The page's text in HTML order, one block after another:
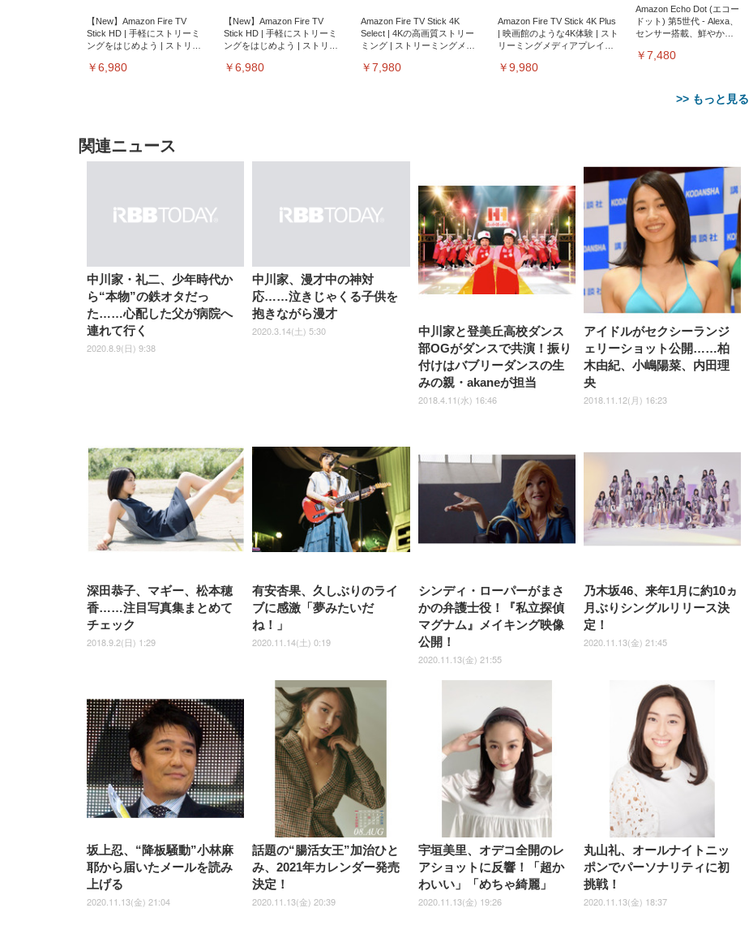
【New】Amazon Fire TV
Stick HD | 手軽にストリーミ
ングをはじめよう | ストリー
￥6,980
【New】Amazon Fire TV
Stick HD | 手軽にストリーミ
ングをはじめよう | ストリー
￥6,980
Amazon Fire TV Stick 4K
Select | 4Kの高画質ストリー
ミング | ストリーミングメデ
￥7,980
Amazon Fire TV Stick 4K Plus
| 映画館のような4K体験 | スト
リーミングメディアプレイヤ
￥9,980
Amazon Echo Dot (エコー
ドット) 第5世代 - Alexa、
センサー搭載、鮮やかな
￥7,480
>> もっと見る
子 テレワーク 疲れない 跳ね
上げ式アームレスト コンパク
ト 約105度ロッキング pc 事務
椅子 360度回転 座面昇降 強化
ナイロン樹脂ベース 通気性メ
ッシュ 在宅ワーク H-
WY01(黒網+黒枠+黒足)
￥5,699
／デスクチェア メッシュチェ
ア 人間工学 疲れない ブラッ
￥27,999
Sezlife オフィスチェア デスク
チェア 疲れない テレワーク
チェア 強化バックレスト 30
度ロッキング機能 人間工学 椅
ト ハンガー付き 高反発クッシ
ョン PCチェア 通気性メッシ
ュ ゲーミング/勉強/事務用 お
しゃれ パソコンチェア (ブラ
￥7,680
Sezlife オフィスチェア デスク
チェア 疲れない テレワーク
チェア 強化バックレスト 30度
ロッキング機能 人間工学 椅子
腰サポート 90度跳ね上げ式ア
ハンガー付き 高反発クッショ
ン PCチェア 通気性メッシュ
ゲーミング/勉強/事務用 おし
ゃれ パソコンチェア (ホワイ
ト)
ANDWINT オフィスチェ
ア デスクチェア 肘なし メ
ッシュ 通気性 ランバーサ
ポート付き 腰サポート ガ
ス圧無段階昇降 360度回
転 キャスター付き コンパ
84～96cm テレワーク 在
宅勤務 ブラック
￥4,139
EV3240X-WT | 31.5型4K
UHD・USB Type-C・ホワイ
ト
￥105,595
EV2740X-WT | 27.0型4K
UHD・USB Type-C・ホワイ
￥109,572
【純正品】27"ゲーミングモ
ニター DualSense 充電フッ
ク付き（CFI-ZDM1J）
￥49,979
【整備済み品】Dell
E2724HS 27インチ 液晶モ
ニター フル
HD（1920×1080）VA 非光
沢 HDMI/DisplayPort/VGA
ComfortView ビジネス向け
￥15,800
【MiniLED/24.5inch/280Hz/FHD】
GRAPHT THE SHOOTER
Gaming Monitor 24” Essential ゲ
ーミングモニター QD 24.5インチ
1ms FHD 量子ドット 残像低減 (3
年保証 | 輝点保証 | 日本メーカー)
￥34,980
ーツ 薄型 レギュラー 1回使い
捨て 無香料 ホワイト 300枚
￥3,373
ーツ 厚型 ワイド 42枚x2袋(84
枚) ホワイト(吸収面:ライトブ
￥3,234
ネオ・ルーライフ ネオ・オム
ツ L 中型犬用 26枚入り 単品
￥1,800
Smart Basic(スマートベーシ
ック) 【Amazon.co.jp限定】
Smart Basic アイリスオーヤマ
ペットシーツ 超厚型 お徳用
ワイド 100枚入 (x 1) (ケース
アイリスオーヤマ ペット
シーツ 超厚型 お徳用 レギ
ュラー 200枚入
【Amazon.co.jp限定】
￥3,731
関連ニュース
中川家・礼二、少年時代か
ら“本物”の鉄オタだっ
た……心配した父が病院へ
連れて行く
2020.8.9(日) 9:38
中川家、漫才中の神対
応……泣きじゃくる子供を
抱きながら漫才
2020.3.14(土) 5:30
中川家と登美丘高校ダンス
部OGがダンスで共演！振り
付けはバブリーダンスの生
みの親・akaneが担当
2018.4.11(水) 16:46
アイドルがセクシーランジ
ェリーショット公開……柏
木由紀、小嶋陽菜、内田理
央
2018.11.12(月) 16:23
深田恭子、マギー、松本穂
香……注目写真集まとめて
チェック
2018.9.2(日) 1:29
有安杏果、久しぶりのライ
ブに感激「夢みたいだ
ね！」
2020.11.14(土) 0:19
シンディ・ローパーがまさ
かの弁護士役！『私⽴探偵
マグナム』メイキング映像
公開！
2020.11.13(金) 21:55
乃木坂46、来年1月に約10ヵ
月ぶりシングルリリース決
定！
2020.11.13(金) 21:45
坂上忍、“降板騒動”小林麻
耶から届いたメールを読み
上げる
2020.11.13(金) 21:04
話題の“腸活女王”加治ひと
み、2021年カレンダー発売
決定！
2020.11.13(金) 20:39
宇垣美里、オデコ全開のレ
アショットに反響！「超か
わいい」「めちゃ綺麗」
2020.11.13(金) 19:26
丸山礼、オールナイトニッ
ポンでパーソナリティに初
挑戦！
2020.11.13(金) 18:37